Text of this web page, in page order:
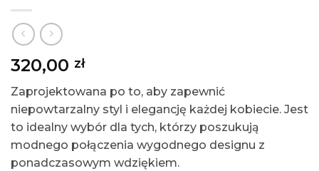
320,00 zł
Zaprojektowana po to, aby zapewnić
niepowtarzalny styl i elegancję każdej kobiecie. Jest
to idealny wybór dla tych, którzy poszukują
modnego połączenia wygodnego designu z
ponadczasowym wdziękiem.